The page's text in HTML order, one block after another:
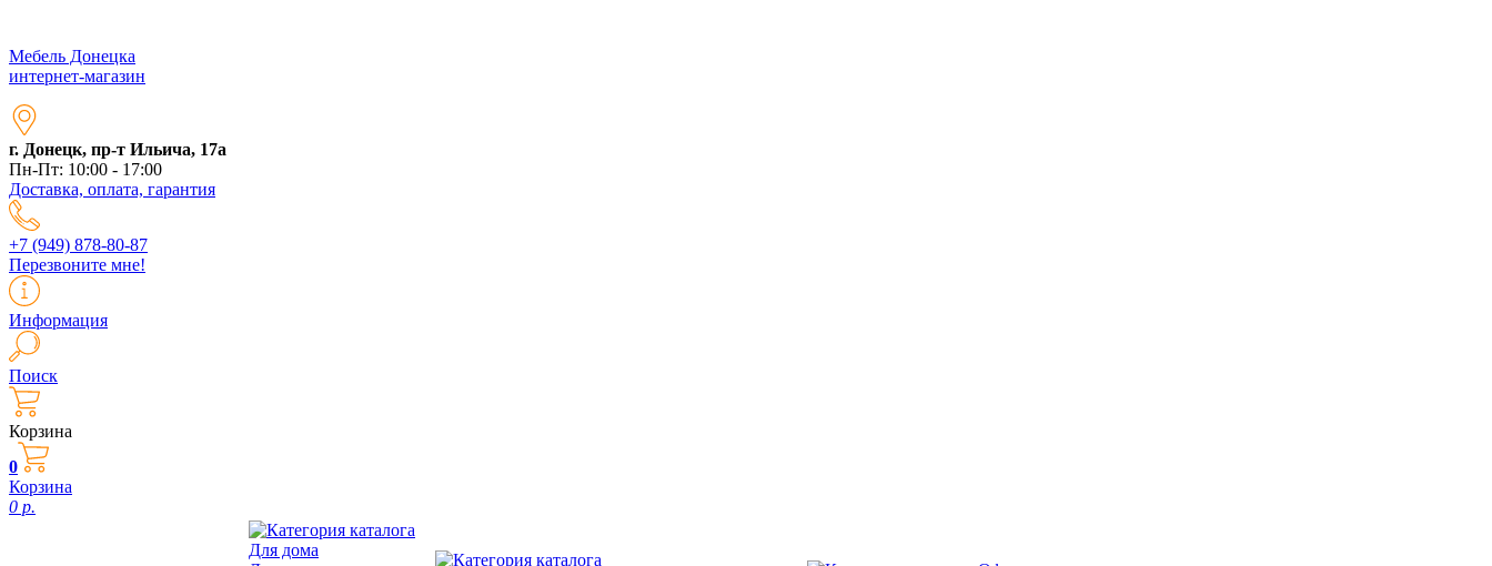
Мебель Донецка
интернет-магазин
г. Донецк, пр-т Ильича, 17а
Пн-Пт: 10:00 - 17:00
Доставка, оплата, гарантия
+7 (949) 878-80-87
Перезвоните мне!
Информация
Поиск
Корзина
0
Корзина
0 р.